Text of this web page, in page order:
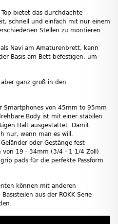
bietet das durchdachte
schnell und einfach mit nur einem
Stellen zu montieren
Navi am Amaturenbrett, kann
Basis am Bett befestigen, um
ganz groß in den
Smartphones von 45mm to 95mm
Body ist mit einer stabilen
Halt ausgestattet. Damit
nur, wenn man es will.
oder Gestänge fest
19 - 34mm (3/4 - 1 1/4 Zoll)
pads für die perfekte Passform
können mit anderen
aus der ROKK Serie